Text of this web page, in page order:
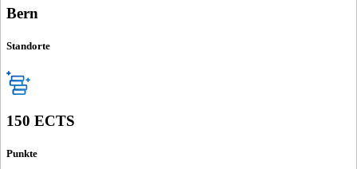
Bern
Standorte
150 ECTS
Punkte